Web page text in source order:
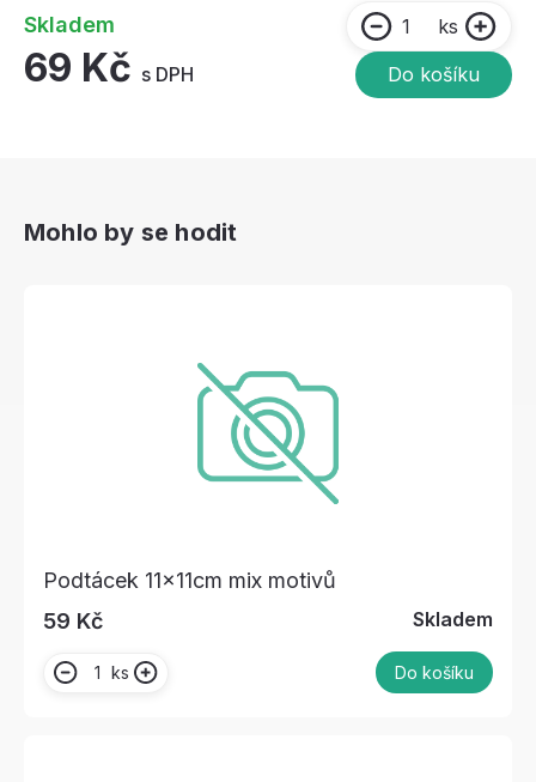
Skladem
69 Kč s DPH
ks
Do košíku
Mohlo by se hodit
Podtácek 11x11cm mix motivů
59 Kč
Skladem
ks Do košíku